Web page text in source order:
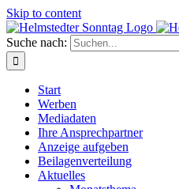
Skip to content
Suche nach:
Start
Werben
Mediadaten
Ihre Ansprechpartner
Anzeige aufgeben
Beilagenverteilung
Aktuelles